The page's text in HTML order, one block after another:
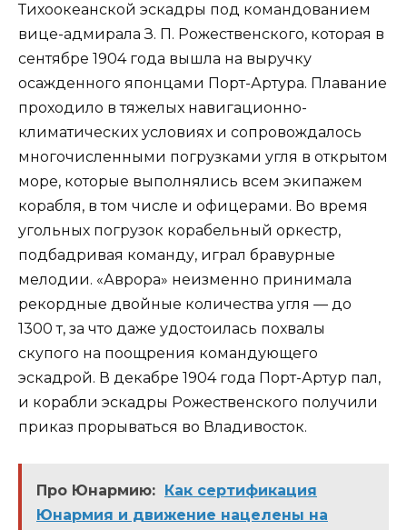
Тихоокеанской эскадры под командованием
вице-адмирала З. П. Рожественского, которая в
сентябре 1904 года вышла на выручку
осажденного японцами Порт-Артура. Плавание
проходило в тяжелых навигационно-
климатических условиях и сопровождалось
многочисленными погрузками угля в открытом
море, которые выполнялись всем экипажем
корабля, в том числе и офицерами. Во время
угольных погрузок корабельный оркестр,
подбадривая команду, играл бравурные
мелодии. «Аврора» неизменно принимала
рекордные двойные количества угля — до
1300 т, за что даже удостоилась похвалы
скупого на поощрения командующего
эскадрой. В декабре 1904 года Порт-Артур пал,
и корабли эскадры Рожественского получили
приказ прорываться во Владивосток.
Про Юнармию:
Как сертификация
Юнармия и движение нацелены на